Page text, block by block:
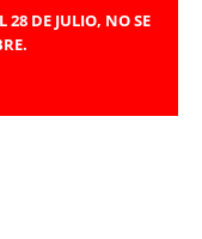
28 DE JULIO, NO SE